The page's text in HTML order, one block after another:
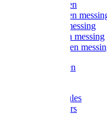
Kogelkranen
Koppelingen
Sproeiers messing
Tuinspuiten messing
Slangstukken
Handspuiten
Kunststoftules
Regenmeters